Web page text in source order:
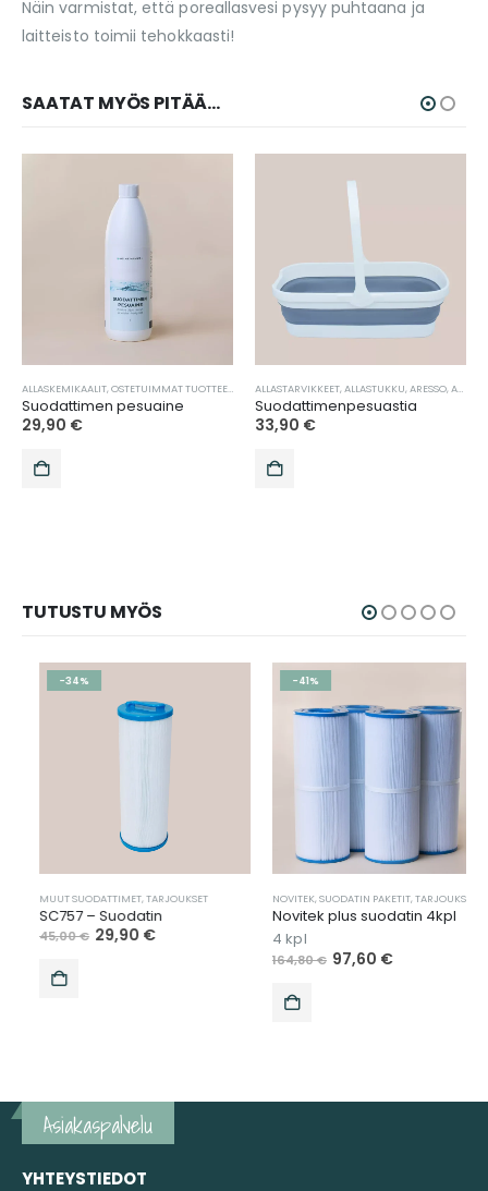
Näin varmistat, että poreallasvesi pysyy puhtaana ja
laitteisto toimii tehokkaasti!
SAATAT MYÖS PITÄÄ...
,LAATUALTAAT,LOISTOSPA,LYFCO,NORDPOOL NOVITEK,PASSION SPA,SUODATTIMEN
,CELLO,DROP,HOTSPRING,JACUZZI,KUOHUSPA,LOISTOSPA,LYFCO,NORDPOOL,NOVITEK,
ALLASKEMIKAALIT,OSTETUIMMAT TUOTTEET SUODATTIMEN PUHDISTUS,VEDENHOITO
Suodattimen pesuaine
29,90 €
ALLASTARVIKKEET,ALLASTUKKU,ARESSO,AURASPA
Suodattimenpesuastia
33,90 €
TUTUSTU MYÖS
-34%
MUUT SUODATTIMET,TARJOUKSET
SC757 – Suodatin
45,00€ 29,90€
-41%
NOVITEK,SUODATIN PAKETIT,TARJOUKSET,
Novitek plus suodatin 4kpl
4 kpl
164,80€ 97,60€
Asiakaspalvelu